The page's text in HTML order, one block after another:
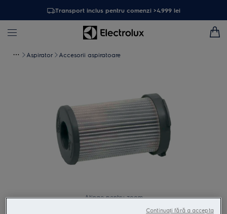
Transport inclus pentru comenzi >4.999 lei
Aspirator Accesorii aspiratoare
Atinge pentru zoom
Continuați fără a accepta